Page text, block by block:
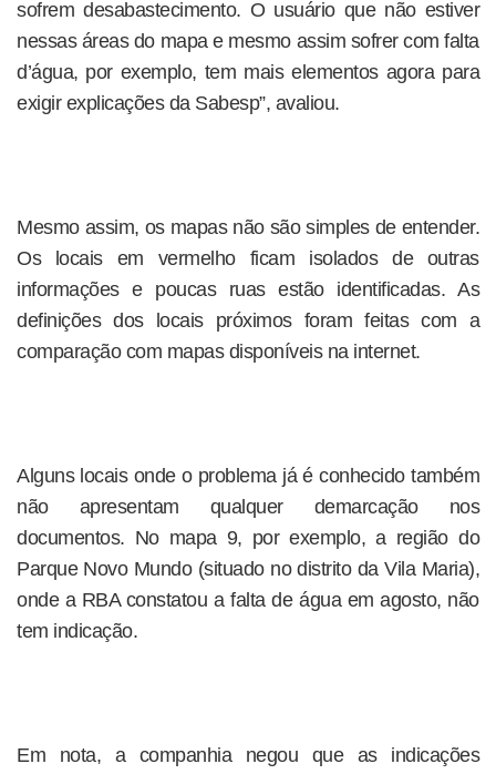
sofrem desabastecimento. O usuário que não estiver
nessas áreas do mapa e mesmo assim sofrer com falta
d’água, por exemplo, tem mais elementos agora para
exigir explicações da Sabesp”, avaliou.
Mesmo assim, os mapas não são simples de entender.
Os locais em vermelho ficam isolados de outras
informações e poucas ruas estão identificadas. As
definições dos locais próximos foram feitas com a
comparação com mapas disponíveis na internet.
Alguns locais onde o problema já é conhecido também
não apresentam qualquer demarcação nos
documentos. No mapa 9, por exemplo, a região do
Parque Novo Mundo (situado no distrito da Vila Maria),
onde a RBA constatou a falta de água em agosto, não
tem indicação.
Em nota, a companhia negou que as indicações